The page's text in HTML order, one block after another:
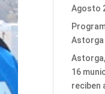
Agosto
Astorga
16
reciben